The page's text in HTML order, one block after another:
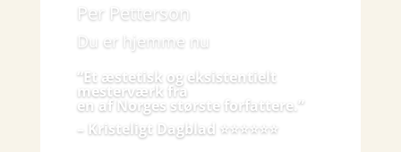
Per Petterson
Du er hjemme nu
“Et æstetisk og eksistentielt
mesterværk fra
en af Norges største forfattere.”
– Kristeligt Dagblad ⭐️⭐️⭐️⭐️⭐️⭐️